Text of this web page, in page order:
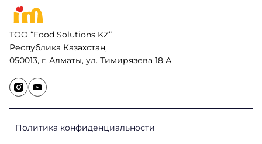
ТОО “Food Solutions KZ”
Республика Казахстан,
050013, г. Алматы, ул. Тимирязева 18 А
Политика конфиденциальности